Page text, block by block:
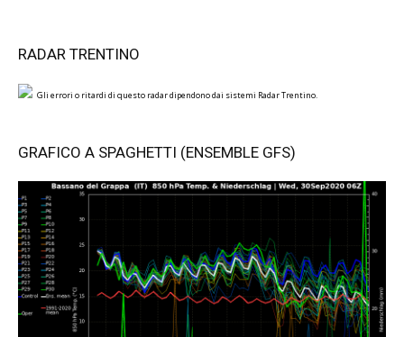
RADAR TRENTINO
Gli errori o ritardi di questo radar dipendono dai sistemi Radar Trentino.
GRAFICO A SPAGHETTI (ENSEMBLE GFS)